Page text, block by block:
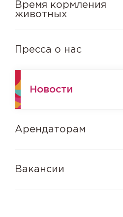
Время кормления
животных
Пресса о нас
Новости
Арендаторам
Вакансии